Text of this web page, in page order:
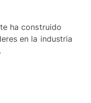
ha construido
en la industria